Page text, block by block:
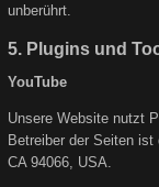
unberührt.
5. Plugins und
YouTube
Unsere Website nutzt
Betreiber der Seiten ist
CA 94066, USA.